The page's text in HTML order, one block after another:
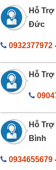
Hỗ
Đức
0932377972
Hỗ
Hỗ
Bình
0934655679